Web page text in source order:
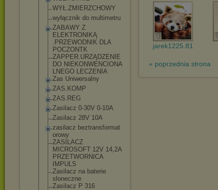
WYŁ.ZMIERZCHOWY
wyłącznik do multimetru
ZABAWY Z
ELEKTRONIKĄ
.PRZEWODNIK DLA
POCZONTK
ZAPPER.URZĄDZE NIE
DO NIEKONWENCIONA
LNEGO LECZENIA
Zas Uniwersalny
ZAS.KOMP
ZAS.REG
Zasilacz 0-30V 0-10A
Zasilacz 28V 10A
zasilacz beztransformat
orowy
ZASILACZ
MICROSOFT 12V 14,2A
PRZETWORNICA
IMPULS
Zasilacz na baterie
sloneczne
Zasilacz P 316
jarek1225.81
« poprzednia strona